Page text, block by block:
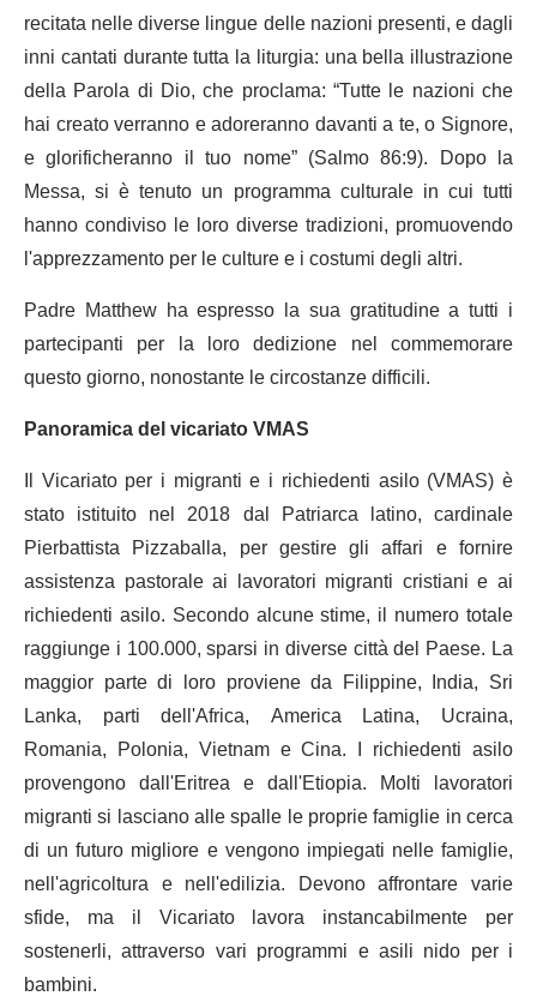
recitata nelle diverse lingue delle nazioni presenti, e dagli
inni cantati durante tutta la liturgia: una bella illustrazione
della Parola di Dio, che proclama: “Tutte le nazioni che
hai creato verranno e adoreranno davanti a te, o Signore,
e glorificheranno il tuo nome” (Salmo 86:9). Dopo la
Messa, si è tenuto un programma culturale in cui tutti
hanno condiviso le loro diverse tradizioni, promuovendo
l'apprezzamento per le culture e i costumi degli altri.
Padre Matthew ha espresso la sua gratitudine a tutti i
partecipanti per la loro dedizione nel commemorare
questo giorno, nonostante le circostanze difficili.
Panoramica del vicariato VMAS
Il Vicariato per i migranti e i richiedenti asilo (VMAS) è
stato istituito nel 2018 dal Patriarca latino, cardinale
Pierbattista Pizzaballa, per gestire gli affari e fornire
assistenza pastorale ai lavoratori migranti cristiani e ai
richiedenti asilo. Secondo alcune stime, il numero totale
raggiunge i 100.000, sparsi in diverse città del Paese. La
maggior parte di loro proviene da Filippine, India, Sri
Lanka, parti dell'Africa, America Latina, Ucraina,
Romania, Polonia, Vietnam e Cina. I richiedenti asilo
provengono dall'Eritrea e dall'Etiopia. Molti lavoratori
migranti si lasciano alle spalle le proprie famiglie in cerca
di un futuro migliore e vengono impiegati nelle famiglie,
nell'agricoltura e nell'edilizia. Devono affrontare varie
sfide, ma il Vicariato lavora instancabilmente per
sostenerli, attraverso vari programmi e asili nido per i
bambini.